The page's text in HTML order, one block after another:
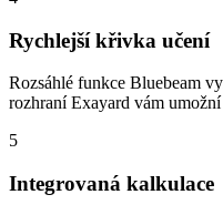
Rychlejší křivka učení
Rozsáhlé funkce Bluebeam
rozhraní Exayard vám
5
Integrovaná kalkulace